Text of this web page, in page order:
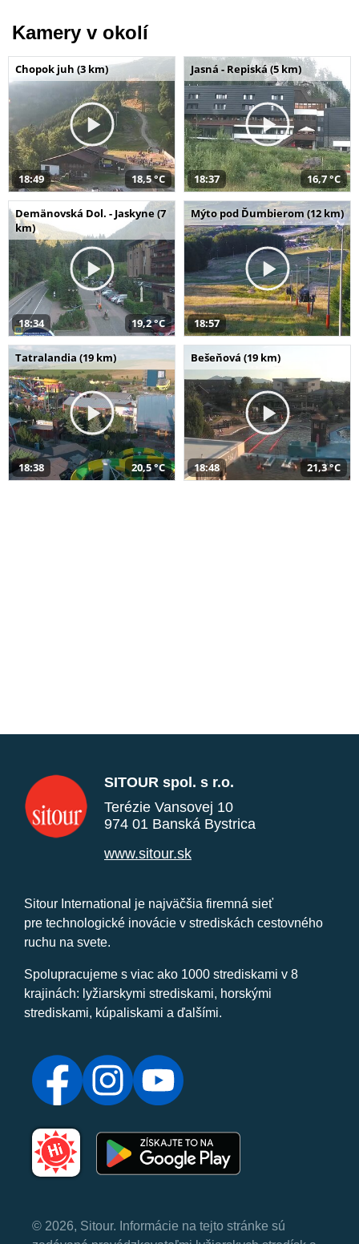
Kamery v okolí
Chopok juh (3 km)
18:49 18,5 °C
Jasná - Repiská (5 km)
18:37 16,7 °C
Demänovská Dol. - Jaskyne (7
km)
18:34 19,2 °C
Mýto pod Ďumbierom (12 km)
18:57
Tatralandia (19 km)
18:38 20,5 °C
Bešeňová (19 km)
18:48 21,3 °C
SITOUR spol. s r.o.
Terézie Vansovej 10
974 01 Banská Bystrica
www.sitour.sk
Sitour International je najväčšia firemná sieť
pre technologické inovácie v strediskách cestovného
ruchu na svete.
Spolupracujeme s viac ako 1000 strediskami v 8
krajinách: lyžiarskymi strediskami, horskými
strediskami, kúpaliskami a ďalšími.
© 2026, Sitour. Informácie na tejto stránke sú